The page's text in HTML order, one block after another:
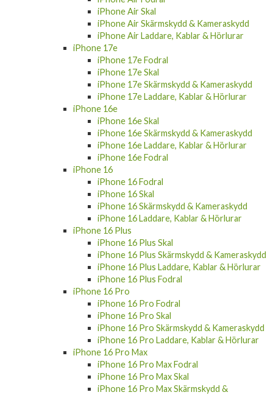
iPhone Air Skal
iPhone Air Skärmskydd & Kameraskydd
iPhone Air Laddare, Kablar & Hörlurar
iPhone 17e
iPhone 17e Fodral
iPhone 17e Skal
iPhone 17e Skärmskydd & Kameraskydd
iPhone 17e Laddare, Kablar & Hörlurar
iPhone 16e
iPhone 16e Skal
iPhone 16e Skärmskydd & Kameraskydd
iPhone 16e Laddare, Kablar & Hörlurar
iPhone 16e Fodral
iPhone 16
iPhone 16 Fodral
iPhone 16 Skal
iPhone 16 Skärmskydd & Kameraskydd
iPhone 16 Laddare, Kablar & Hörlurar
iPhone 16 Plus
iPhone 16 Plus Skal
iPhone 16 Plus Skärmskydd & Kameraskydd
iPhone 16 Plus Laddare, Kablar & Hörlurar
iPhone 16 Plus Fodral
iPhone 16 Pro
iPhone 16 Pro Fodral
iPhone 16 Pro Skal
iPhone 16 Pro Skärmskydd & Kameraskydd
iPhone 16 Pro Laddare, Kablar & Hörlurar
iPhone 16 Pro Max
iPhone 16 Pro Max Fodral
iPhone 16 Pro Max Skal
iPhone 16 Pro Max Skärmskydd &